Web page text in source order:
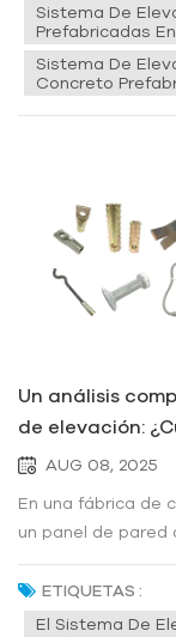
Sistema De
Prefabricadas
Sistema De
Concreto
Un análisis
de elevación:
acero desnudo,
AUG 08, 2025
En una fábrica de
un panel de pared
posiciona con
movimiento
decisión de
ETIQUETAS :
El Sistema De